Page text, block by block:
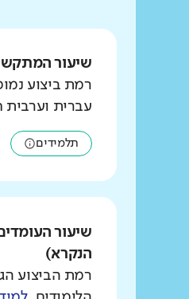
שיעור
רמת ביצוע
עברית
תלמידים
שיעור
הנקרא)
רמת הביצוע